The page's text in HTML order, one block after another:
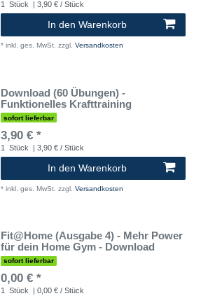
1 Stück | 3,90 € / Stück
In den Warenkorb
* inkl. ges. MwSt. zzgl. Versandkosten
Download (60 Übungen) -
Funktionelles Krafttraining
sofort lieferbar
3,90 € *
1 Stück | 3,90 € / Stück
In den Warenkorb
* inkl. ges. MwSt. zzgl. Versandkosten
Fit@Home (Ausgabe 4) - Mehr Power
für dein Home Gym - Download
sofort lieferbar
0,00 € *
1 Stück | 0,00 € / Stück